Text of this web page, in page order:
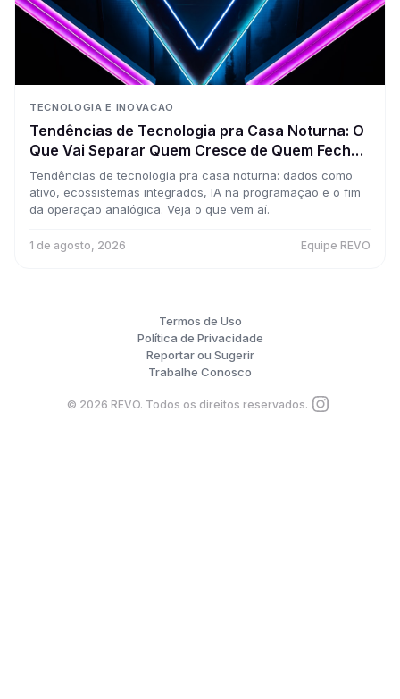
TECNOLOGIA E INOVACAO
Tendências de Tecnologia pra Casa Noturna: O
Que Vai Separar Quem Cresce de Quem Fecha
nos Próximos Anos
Tendências de tecnologia pra casa noturna: dados como
ativo, ecossistemas integrados, IA na programação e o fim
da operação analógica. Veja o que vem aí.
1 de agosto, 2026 Equipe REVO
Termos de Uso
Política de Privacidade
Reportar ou Sugerir
Trabalhe Conosco
© 2026 REVO. Todos os direitos reservados.